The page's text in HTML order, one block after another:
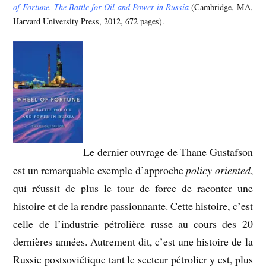
of Fortune. The Battle for Oil and Power in Russia (Cambridge, MA,
Harvard University Press, 2012, 672 pages).
Le dernier ouvrage de Thane Gustafson
est un remarquable exemple d’approchepolicy oriented,
qui réussit de plus le tour de force de raconter une
histoire et de la rendre passionnante. Cette histoire, c’est
celle de l’industrie pétrolière russe au cours des 20
dernières années. Autrement dit, c’est une histoire de la
Russie postsoviétique tant le secteur pétrolier y est, plus